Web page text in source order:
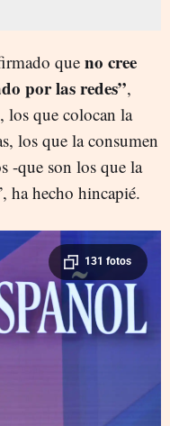
que no cree
por las redes”,
los que colocan la
los que la consumen
-que son los que la
ha hecho hincapié.
131 fotos